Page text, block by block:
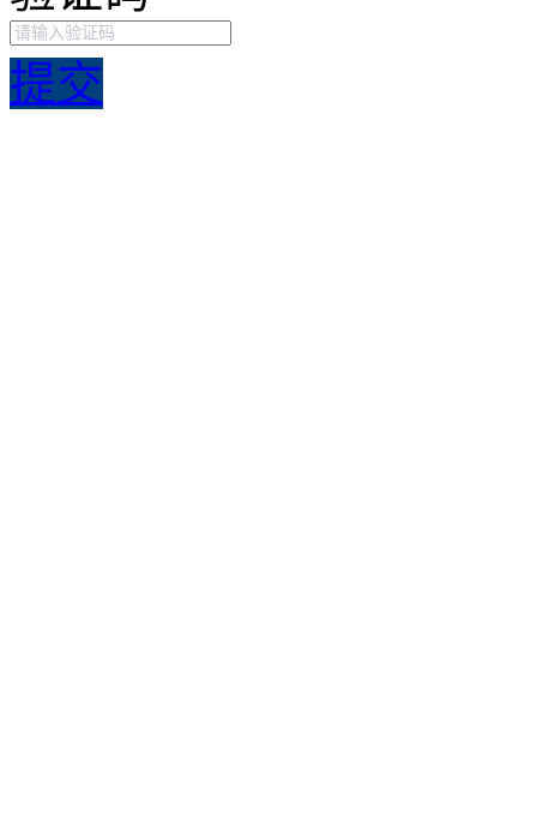
提交